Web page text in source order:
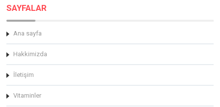
SAYFALAR
Ana sayfa
Hakkimizda
İletişim
Vitaminler